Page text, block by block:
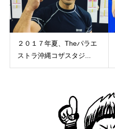
２０１７年夏、Theパラエ
ストラ沖縄コザスタジ...